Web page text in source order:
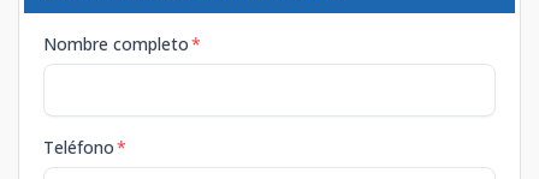
Nombre completo*
Teléfono*